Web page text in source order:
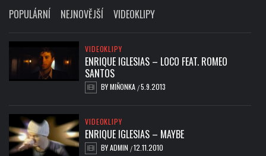
POPULÁRNÍ NEJNOVĚJŠÍ VIDEOKLIPY
VIDEOKLIPY
ENRIQUE IGLESIAS – LOCO FEAT. ROMEO
SANTOS
BYMIŇONKA /5.9.2013
VIDEOKLIPY
ENRIQUE IGLESIAS – MAYBE
BYADMIN /12.11.2010